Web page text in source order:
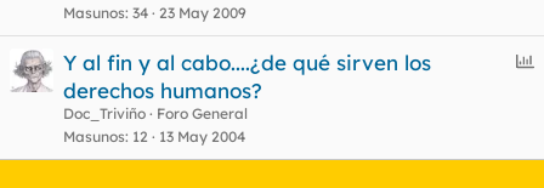
Masunos 34 23 May 2009
E
e
Y al fin y al cabo....¿de qué sirven los
derechos humanos?
Doc_Triviño
Foro General
Masunos 12 13 May 2004